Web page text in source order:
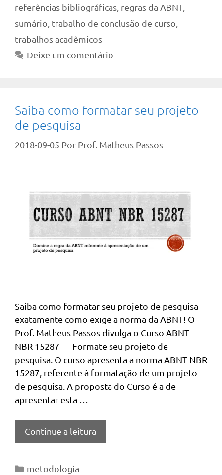
referências bibliográficas regras da ABNT,
sumário trabalho de conclusão de curso
trabalhos acadêmicos
Deixe um comentário
Saiba como formatar seu projeto
de pesquisa
2018-09-05 Por Prof. Matheus Passos
Saiba como formatar seu projeto de pesquisa
exatamente como exige a norma da ABNT! O
Prof. Matheus Passos divulga o Curso ABNT
NBR 15287 — Formate seu projeto de
pesquisa. O curso apresenta a norma ABNT NBR
15287, referente à formatação de um projeto
de pesquisa. A proposta do Curso é a de
apresentar esta …
Continue a leitura
Categorias
metodologia